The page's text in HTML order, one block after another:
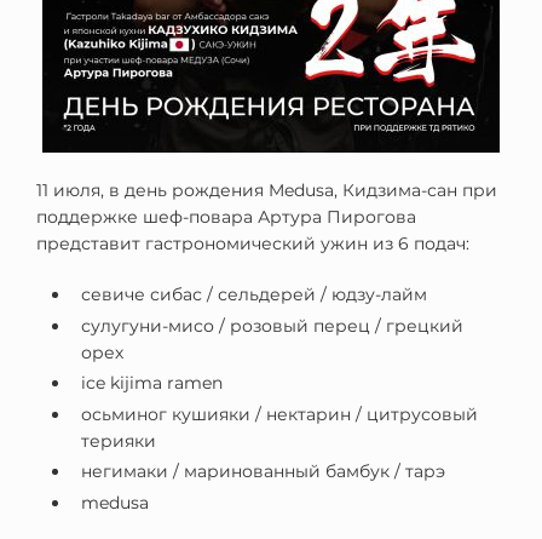
11 июля, в день рождения Medusa, Кидзима-сан при
поддержке шеф-повара Артура Пирогова
представит гастрономический ужин из 6 подач:
севиче сибас / сельдерей / юдзу-лайм
сулугуни-мисо / розовый перец / грецкий
орех
ice kijima ramen
осьминог кушияки / нектарин / цитрусовый
терияки
негимаки / маринованный бамбук / тарэ
medusa